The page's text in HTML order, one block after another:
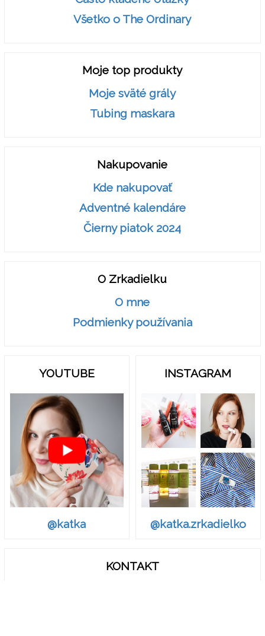
Všetko o The Ordinary
Moje top produkty
Moje sväté grály
Tubing maskara
Nakupovanie
Kde nakupovať
Adventné kalendáre
Čierny piatok 2024
O Zrkadielku
O mne
Podmienky používania
YOUTUBE
@katka
INSTAGRAM
@katka.zrkadielko
KONTAKT